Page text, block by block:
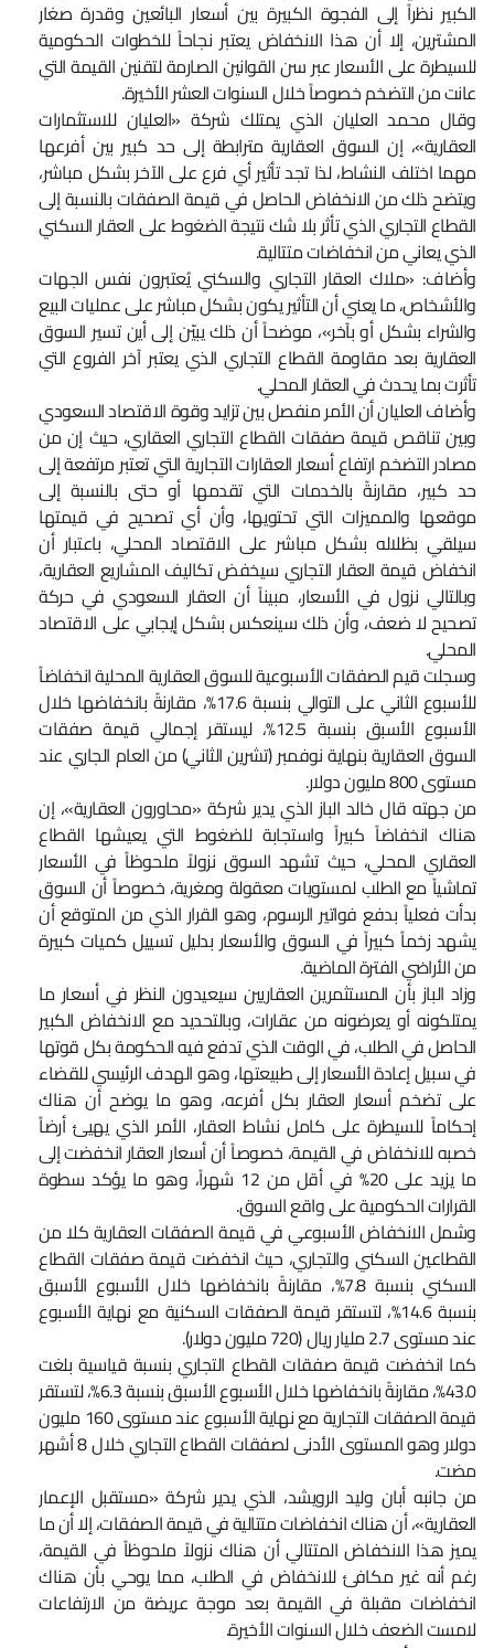
الكبير نظراً إلى الفجوة الكبيرة بين أسعار البائعين وقدرة صغار
المشترين، إلا أن هذا الانخفاض يعتبر نجاحاً للخطوات الحكومية
للسيطرة على الأسعار عبر سن القوانين الصارمة لتقنين القيمة التي
عانت من التضخم خصوصاً خلال السنوات العشر الأخيرة.
وقال محمد العليان الذي يمتلك شركة «العليان للاستثمارات
العقارية»، إن السوق العقارية مترابطة إلى حد كبير بين أفرعها
مهما اختلف النشاط، لذا تجد تأثير أي فرع على الآخر بشكل مباشر،
ويتضح ذلك من الانخفاض الحاصل في قيمة الصفقات بالنسبة إلى
القطاع التجاري الذي تأثر بلا شك نتيجة الضغوط على العقار السكني
الذي يعاني من انخفاضات متتالية.
وأضاف: «ملاك العقار التجاري والسكني يُعتبرون نفس الجهات
والأشخاص، ما يعني أن التأثير يكون بشكل مباشر على عمليات البيع
والشراء بشكل أو بآخر»، موضحاً أن ذلك يبيّن إلى أين تسير السوق
العقارية بعد مقاومة القطاع التجاري الذي يعتبر آخر الفروع التي
تأثرت بما يحدث في العقار المحلي.
وأضاف العليان أن الأمر منفصل بين تزايد وقوة الاقتصاد السعودي
وبين تناقص قيمة صفقات القطاع التجاري العقاري، حيث إن من
مصادر التضخم ارتفاع أسعار العقارات التجارية التي تعتبر مرتفعة إلى
حد كبير، مقارنةً بالخدمات التي تقدمها أو حتى بالنسبة إلى
موقعها والمميزات التي تحتويها، وأن أي تصحيح في قيمتها
سيلقي بظلاله بشكل مباشر على الاقتصاد المحلي، باعتبار أن
انخفاض قيمة العقار التجاري سيخفض تكاليف المشاريع العقارية،
وبالتالي نزول في الأسعار، مبيناً أن العقار السعودي في حركة
تصحيح لا ضعف، وأن ذلك سينعكس بشكل إيجابي على الاقتصاد
المحلي.
وسجلت قيم الصفقات الأسبوعية للسوق العقارية المحلية انخفاضاً
للأسبوع الثاني على التوالي بنسبة 17.6%، مقارنةً بانخفاضها خلال
الأسبوع الأسبق بنسبة 12.5%، ليستقر إجمالي قيمة صفقات
السوق العقارية بنهاية نوفمبر (تشرين الثاني) من العام الجاري عند
مستوى 800 مليون دولار.
من جهته قال خالد الباز الذي يدير شركة «محاورون العقارية»، إن
هناك انخفاضاً كبيراً واستجابة للضغوط التي يعيشها القطاع
العقاري المحلي، حيث تشهد السوق نزولاً ملحوظاً في الأسعار
تماشياً مع الطلب لمستويات معقولة ومغرية، خصوصاً أن السوق
بدأت فعلياً بدفع فواتير الرسوم، وهو القرار الذي من المتوقع أن
يشهد زخماً كبيراً في السوق والأسعار بدليل تسييل كميات كبيرة
من الأراضي الفترة الماضية.
وزاد الباز بأن المستثمرين العقاريين سيعيدون النظر في أسعار ما
يمتلكونه أو يعرضونه من عقارات، وبالتحديد مع الانخفاض الكبير
الحاصل في الطلب، في الوقت الذي تدفع فيه الحكومة بكل قوتها
في سبيل إعادة الأسعار إلى طبيعتها، وهو الهدف الرئيسي للقضاء
على تضخم أسعار العقار بكل أفرعه، وهو ما يوضح أن هناك
إحكاماً للسيطرة على كامل نشاط العقار، الأمر الذي يهيئ أرضاً
خصبه للانخفاض في القيمة، خصوصاً أن أسعار العقار انخفضت إلى
ما يزيد على 20% في أقل من 12 شهراً، وهو ما يؤكد سطوة
القرارات الحكومية على واقع السوق.
وشمل الانخفاض الأسبوعي في قيمة الصفقات العقارية كلا من
القطاعين السكني والتجاري، حيث انخفضت قيمة صفقات القطاع
السكني بنسبة 7.8%، مقارنةً بانخفاضها خلال الأسبوع الأسبق
بنسبة 14.6%، لتستقر قيمة الصفقات السكنية مع نهاية الأسبوع
عند مستوى 2.7 مليار ريال (720 مليون دولار).
كما انخفضت قيمة صفقات القطاع التجاري بنسبة قياسية بلغت
43.0%، مقارنةً بانخفاضها خلال الأسبوع الأسبق بنسبة 6.3%، لتستقر
قيمة الصفقات التجارية مع نهاية الأسبوع عند مستوى 160 مليون
دولار وهو المستوى الأدنى لصفقات القطاع التجاري خلال 8 أشهر
مضت.
من جانبه أبان وليد الرويشد، الذي يدير شركة «مستقبل الإعمار
العقارية»، أن هناك انخفاضات متتالية في قيمة الصفقات، إلا أن ما
يميز هذا الانخفاض المتتالي أن هناك نزولاً ملحوظاً في القيمة،
رغم أنه غير مكافئ للانخفاض في الطلب، مما يوحي بأن هناك
انخفاضات مقبلة في القيمة بعد موجة عريضة من الارتفاعات
لامست الضعف خلال السنوات الأخيرة.